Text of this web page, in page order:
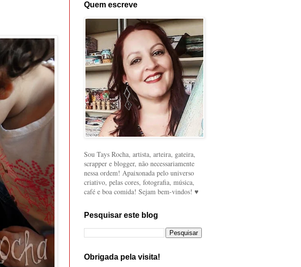
Quem escreve
Sou Tays Rocha, artista, arteira, gateira,
scrapper e blogger, não necessariamente
nessa ordem! Apaixonada pelo universo
criativo, pelas cores, fotografia, música,
café e boa comida! Sejam bem-vindos! ♥
Pesquisar este blog
Obrigada pela visita!